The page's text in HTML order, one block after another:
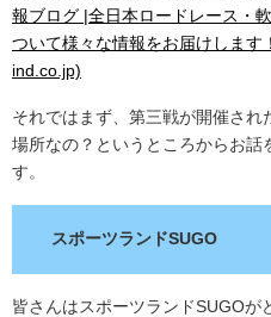
報ブログ |全日本ロードレース・
ついて様々な情報をお届けしま
ind.co.jp)
それではまず、第三戦が開催され
場所なの？というところからお話
す。
スポーツランドSUGO
皆さんはスポーツランドSUGOが